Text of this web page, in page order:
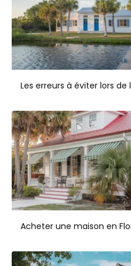
Les erreurs à éviter lors de
Acheter une maison en